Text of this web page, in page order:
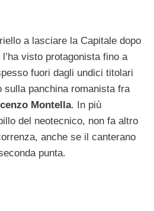
a lasciare la Capitale dopo
visto protagonista fino a
fuori dagli undici titolari
sulla panchina romanista fra
Montella. In più
del neotecnico, non fa altro
anche se il canterano
punta.